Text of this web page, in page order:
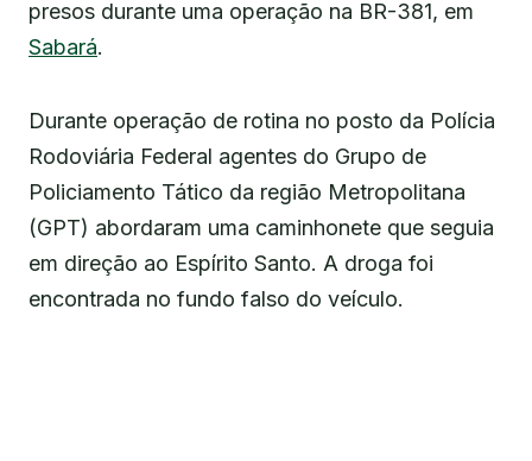
presos durante uma operação na BR-381, em
Sabará.
Durante operação de rotina no posto da Polícia
Rodoviária Federal agentes do Grupo de
Policiamento Tático da região Metropolitana
(GPT) abordaram uma caminhonete que seguia
em direção ao Espírito Santo. A droga foi
encontrada no fundo falso do veículo.